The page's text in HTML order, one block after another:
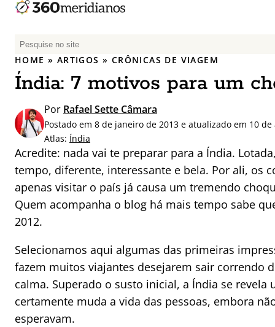
P
e
s
q
i
s
r
p
o
r
:
HOME » ARTIGOS » CRÔNICAS DE VIAGEM
Índia: 7 motivos para um
Por Rafael Sette Câmara
Postado em 8 de janeiro de 2013 e atualizado em 10
Atlas: Índia
Acredite: nada vai te preparar para a Índia.
tempo, diferente, interessante e bela. Por ali, os
apenas visitar o país já causa um tremendo
Quem acompanha o blog há mais tempo sabe
2012.
Selecionamos aqui algumas das primeiras
fazem muitos viajantes desejarem sair correndo
calma. Superado o susto inicial, a Índia se
certamente muda a vida das pessoas, embora
esperavam.